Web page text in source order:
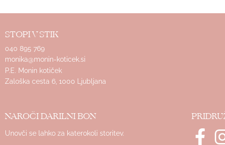
STOPI V STIK
040 895 769
monika@monin-koticek.si
P.E. Monin kotiček
Zaloška cesta 6, 1000 Ljubljana
NAROČI DARILNI BON
Unovči se lahko za katerokoli storitev.